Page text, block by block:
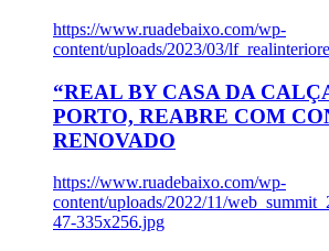
https://www.ruadebaixo.com/wp-
content/uploads/2023/03/
“REAL BY CASA DA
PORTO, REABRE COM
RENOVADO
https://www.ruadebaixo.com/wp-
content/uploads/2022/11/
47-335x256.jpg